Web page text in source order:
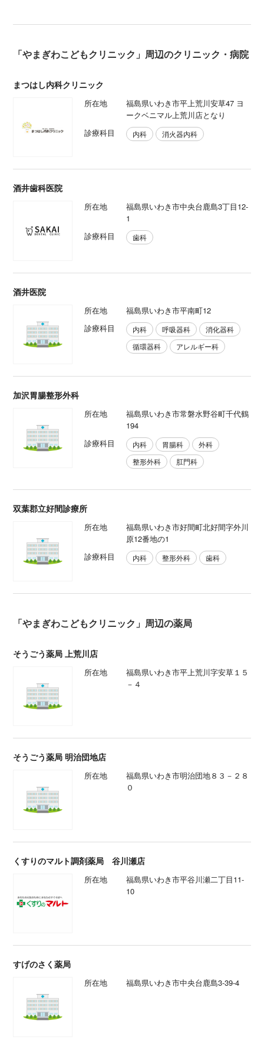
「やまぎわこどもクリニック」周辺のクリニック・病院
まつはし内科クリニック
所在地
福島県いわき市平上荒川安草47 ヨ
ークベニマル上荒川店となり
診療科目
内科 消火器内科
酒井歯科医院
所在地
福島県いわき市中央台鹿島3丁目12-
1
診療科目
歯科
酒井医院
所在地
福島県いわき市平南町12
診療科目
内科 呼吸器科
消化器科
循環器科
アレルギー科
加沢胃腸整形外科
所在地
福島県いわき市常磐水野谷町千代鶴
194
診療科目
内科 胃腸科
外科
整形外科
肛門科
双葉郡立好間診療所
所在地
福島県いわき市好間町北好間字外川
原12番地の1
診療科目
内科 整形外科 歯科
「やまぎわこどもクリニック」周辺の薬局
そうごう薬局 上荒川店
所在地
福島県いわき市平上荒川字安草１５
－４
そうごう薬局 明治団地店
所在地
福島県いわき市明治団地８３－２８
０
くすりのマルト調剤薬局 谷川瀬店
所在地
福島県いわき市平谷川瀬二丁目11-
10
すげのさく薬局
所在地 福島県いわき市中央台鹿島3-39-4